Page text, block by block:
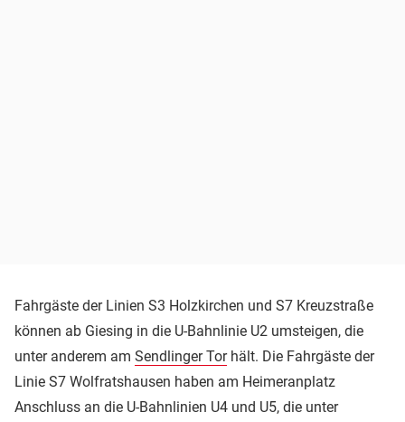
Fahrgäste der Linien S3 Holzkirchen und S7 Kreuzstraße
können ab Giesing in die U-Bahnlinie U2 umsteigen, die
unter anderem am Sendlinger Torhält. Die Fahrgäste der
Linie S7 Wolfratshausen haben am Heimeranplatz
Anschluss an die U-Bahnlinien U4 und U5, die unter